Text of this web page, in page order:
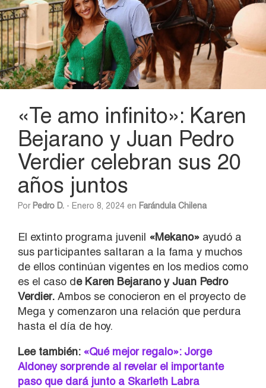
«Te amo infinito»: Karen
Bejarano y Juan Pedro
Verdier celebran sus 20
años juntos
Por Pedro D. - Enero 8, 2024 en Farándula Chilena
El extinto programa juvenil «Mekano» ayudó a
sus participantes saltaran a la fama y muchos
de ellos continúan vigentes en los medios como
es el caso de Karen Bejarano y Juan Pedro
Verdier. Ambos se conocieron en el proyecto de
Mega y comenzaron una relación que perdura
hasta el día de hoy.
Lee también: «Qué mejor regalo»: Jorge
Aldoney sorprende al revelar el importante
paso que dará junto a Skarleth Labra